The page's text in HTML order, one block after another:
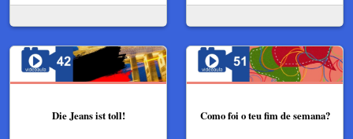
Die Jeans ist toll! Como foi o teu fim de semana?